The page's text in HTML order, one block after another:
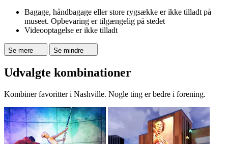
Bagage, håndbagage eller store rygsække er ikke tilladt på
museet. Opbevaring er tilgængelig på stedet
Videooptagelse er ikke tilladt
Se mere Se mindre
Udvalgte kombinationer
Kombiner favoritter i Nashville. Nogle ting er bedre i forening.